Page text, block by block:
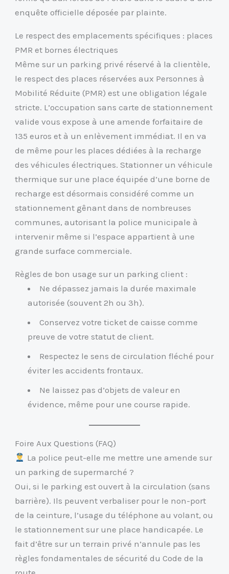
enquête officielle déposée par plainte.
Le respect des emplacements spécifiques : places
PMR et bornes électriques
Même sur un parking privé réservé à la clientèle,
le respect des places réservées aux Personnes à
Mobilité Réduite (PMR) est une obligation légale
stricte. L’occupation sans carte de stationnement
valide vous expose à une amende forfaitaire de
135 euros et à un enlèvement immédiat. Il en va
de même pour les places dédiées à la recharge
des véhicules électriques. Stationner un véhicule
thermique sur une place équipée d’une borne de
recharge est désormais considéré comme un
stationnement gênant dans de nombreuses
communes, autorisant la police municipale à
intervenir même si l’espace appartient à une
grande surface commerciale.
Règles de bon usage sur un parking client :
Ne dépassez jamais la durée maximale
autorisée (souvent 2h ou 3h).
Conservez votre ticket de caisse comme
preuve de votre statut de client.
Respectez le sens de circulation fléché pour
éviter les accidents frontaux.
Ne laissez pas d’objets de valeur en
évidence, même pour une course rapide.
Foire Aux Questions (FAQ)
La police peut-elle me mettre une amende sur
un parking de supermarché ?
Oui, si le parking est ouvert à la circulation (sans
barrière). Ils peuvent verbaliser pour le non-port
de la ceinture, l’usage du téléphone au volant, ou
le stationnement sur une place handicapée. Le
fait d’être sur un terrain privé n’annule pas les
règles fondamentales de sécurité du Code de la